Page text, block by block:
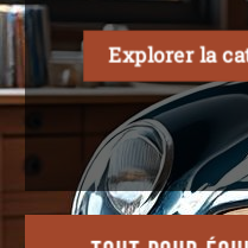
Explorer la